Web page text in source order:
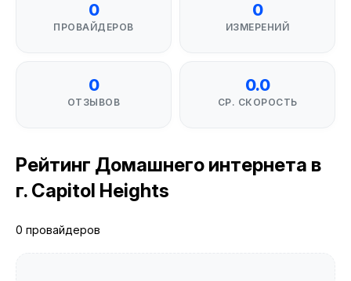
0
ПРОВАЙДЕРОВ
0
ИЗМЕРЕНИЙ
0
ОТЗЫВОВ
0.0
СР. СКОРОСТЬ
Рейтинг Домашнего интернета в
г. Capitol Heights
0 провайдеров